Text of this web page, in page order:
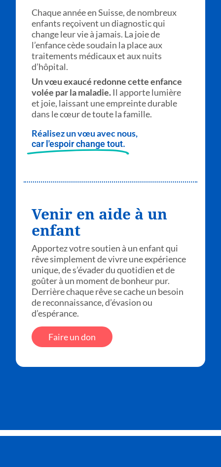
Chaque année en Suisse, de nombreux
enfants reçoivent un diagnostic qui
change leur vie à jamais. La joie de
l’enfance cède soudain la place aux
traitements médicaux et aux nuits
d’hôpital.
Un vœu exaucé redonne cette enfance
volée par la maladie. Il apporte lumière
et joie, laissant une empreinte durable
dans le cœur de toute la famille.
Réalisez un vœu avec nous,
car l'espoir change tout.
Venir en aide à un
enfant
Apportez votre soutien à un enfant qui
rêve simplement de vivre une expérience
unique, de s’évader du quotidien et de
goûter à un moment de bonheur pur.
Derrière chaque rêve se cache un besoin
de reconnaissance, d’évasion ou
d’espérance.
Faire un don